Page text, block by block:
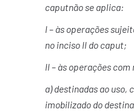
caputnão se aplica:
I – às operações
no inciso II do caput;
II – às operações
a) destinadas ao uso,
imobilizado do